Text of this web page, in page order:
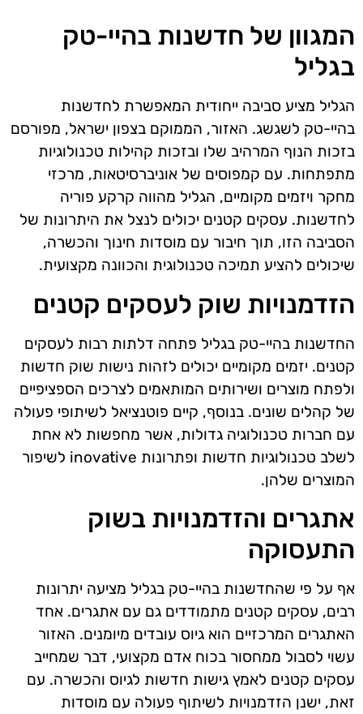
המגוון של חדשנות בהיי-טק
בגליל
הגליל מציע סביבה ייחודית המאפשרת לחדשנות
בהיי-טק לשגשג. האזור, הממוקם בצפון ישראל, מפורסם
בזכות הנוף המרהיב שלו ובזכות קהילות טכנולוגיות
מתפתחות. עם קמפוסים של אוניברסיטאות, מרכזי
מחקר ויזמים מקומיים, הגליל מהווה קרקע פוריה
לחדשנות. עסקים קטנים יכולים לנצל את היתרונות של
הסביבה הזו, תוך חיבור עם מוסדות חינוך והכשרה,
שיכולים להציע תמיכה טכנולוגית והכוונה מקצועית.
הזדמנויות שוק לעסקים קטנים
החדשנות בהיי-טק בגליל פתחה דלתות רבות לעסקים
קטנים. יזמים מקומיים יכולים לזהות נישות שוק חדשות
ולפתח מוצרים ושירותים המותאמים לצרכים הספציפיים
של קהלים שונים. בנוסף, קיים פוטנציאל לשיתופי פעולה
עם חברות טכנולוגיה גדולות, אשר מחפשות לא אחת
לשלב טכנולוגיות חדשות ופתרונות inovative לשיפור
המוצרים שלהן.
אתגרים והזדמנויות בשוק
התעסוקה
אף על פי שהחדשנות בהיי-טק בגליל מציעה יתרונות
רבים, עסקים קטנים מתמודדים גם עם אתגרים. אחד
האתגרים המרכזיים הוא גיוס עובדים מיומנים. האזור
עשוי לסבול ממחסור בכוח אדם מקצועי, דבר שמחייב
עסקים קטנים לאמץ גישות חדשות לגיוס והכשרה. עם
זאת, ישנן הזדמנויות לשיתוף פעולה עם מוסדות